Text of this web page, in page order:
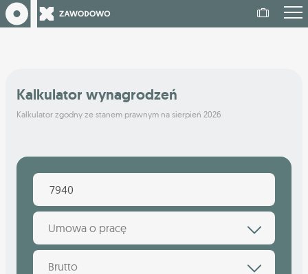
Kalkulator wynagrodzeń
Kalkulator zgodny ze stanem prawnym na sierpień 2026
Umowa o pracę
Brutto